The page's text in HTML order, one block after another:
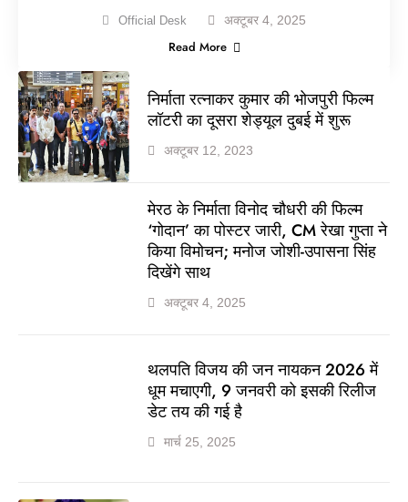
Official Desk अक्टूबर 4, 2025
Read More
निर्माता रत्नाकर कुमार की भोजपुरी फिल्म
लॉटरी का दूसरा शेड्यूल दुबई में शुरू
अक्टूबर 12, 2023
मेरठ के निर्माता विनोद चौधरी की फिल्म
‘गोदान’ का पोस्टर जारी, CM रेखा गुप्ता ने
किया विमोचन; मनोज जोशी-उपासना सिंह
दिखेंगे साथ
अक्टूबर 4, 2025
थलपति विजय की जन नायकन 2026 में
धूम मचाएगी, 9 जनवरी को इसकी रिलीज
डेट तय की गई है
मार्च 25, 2025